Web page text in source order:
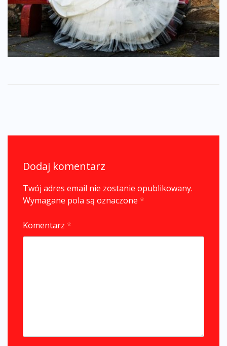
Dodaj komentarz
Twój adres email nie zostanie opublikowany.
Wymagane pola są oznaczone *
Komentarz *